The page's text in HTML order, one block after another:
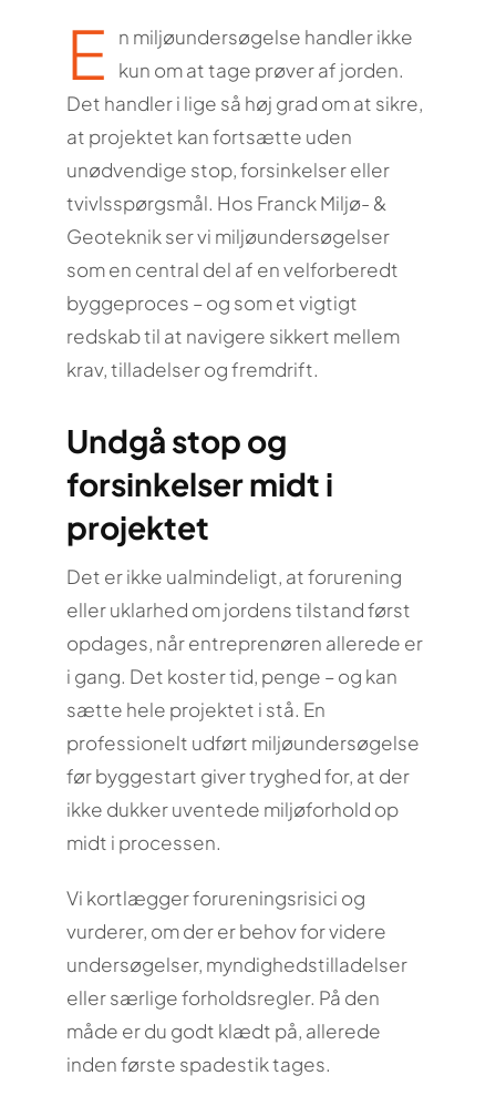
E
n miljøundersøgelse handler ikke
kun om at tage prøver af jorden.
Det handler i lige så høj grad om at sikre,
at projektet kan fortsætte uden
unødvendige stop, forsinkelser eller
tvivlsspørgsmål. Hos Franck Miljø- &
Geoteknik ser vi miljøundersøgelser
som en central del af en velforberedt
byggeproces – og som et vigtigt
redskab til at navigere sikkert mellem
krav, tilladelser og fremdrift.
Undgå stop og
forsinkelser midt i
projektet
Det er ikke ualmindeligt, at forurening
eller uklarhed om jordens tilstand først
opdages, når entreprenøren allerede er
i gang. Det koster tid, penge – og kan
sætte hele projektet i stå. En
professionelt udført miljøundersøgelse
før byggestart giver tryghed for, at der
ikke dukker uventede miljøforhold op
midt i processen.
Vi kortlægger forureningsrisici og
vurderer, om der er behov for videre
undersøgelser, myndighedstilladelser
eller særlige forholdsregler. På den
måde er du godt klædt på, allerede
inden første spadestik tages.